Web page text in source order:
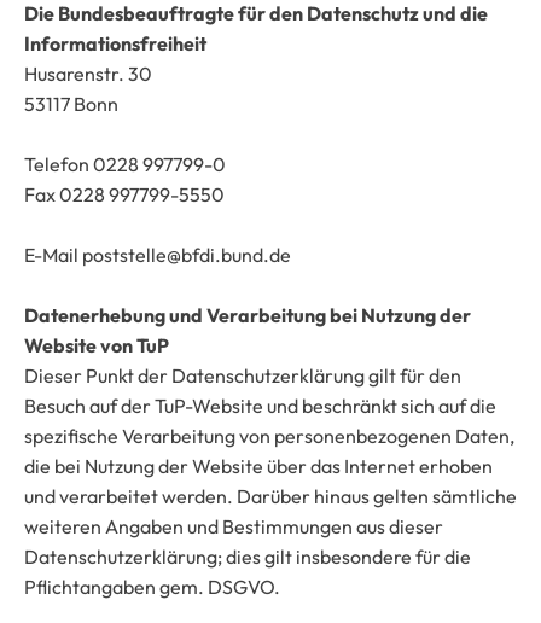
Die Bundesbeauftragte für den Datenschutz und die
Informationsfreiheit
Husarenstr. 30
53117 Bonn
Telefon 0228 997799-0
Fax 0228 997799-5550
E-Mail poststelle@bfdi.bund.de
Datenerhebung und Verarbeitung bei Nutzung der
Website von TuP
Dieser Punkt der Datenschutzerklärung gilt für den
Besuch auf der TuP-Website und beschränkt sich auf die
spezifische Verarbeitung von personenbezogenen Daten,
die bei Nutzung der Website über das Internet erhoben
und verarbeitet werden. Darüber hinaus gelten sämtliche
weiteren Angaben und Bestimmungen aus dieser
Datenschutzerklärung; dies gilt insbesondere für die
Pflichtangaben gem. DSGVO.